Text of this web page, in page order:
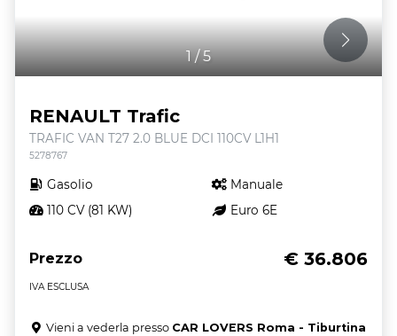
1/5
RENAULT Trafic
TRAFIC VAN T27 2.0 BLUE DCI 110CV L1H1
5278767
Gasolio
Manuale
110 CV (81 KW)
Euro 6E
Prezzo € 36.806
IVA ESCLUSA
Vieni a vederla presso CAR LOVERS Roma - Tiburtina